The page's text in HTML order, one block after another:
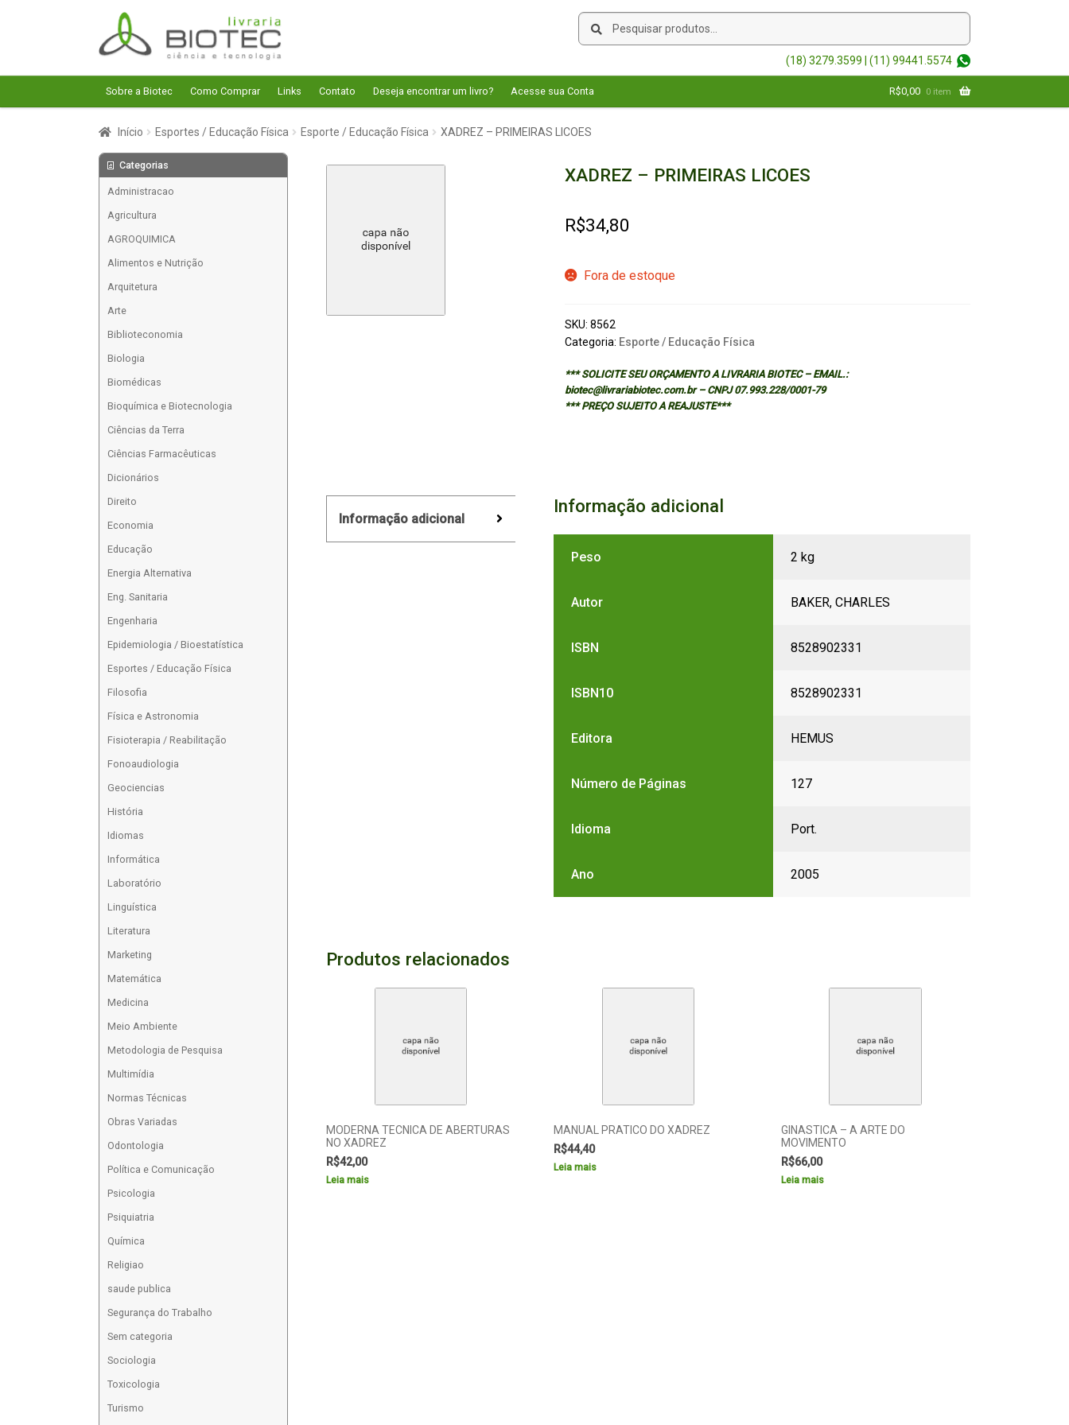
Pular
para
navegação
Pular
para
o
conteúdo
Pesquisar
Pesquisar
(18) 3279.3599 | (11) 99441.5574
Sobre a Biotec Como Comprar Links Contato Deseja encontrar um livro? Acesse sua Conta R$0,00 0 item
Início Esportes / Educação Física Esporte / Educação Física XADREZ – PRIMEIRAS LICOES
XADREZ – PRIMEIRAS LICOES
R$34,80
Fora de estoque
SKU: 8562
Categoria: Esporte / Educação Física
*** SOLICITE SEU ORÇAMENTO A LIVRARIA BIOTEC – EMAIL.:
biotec@livrariabiotec.com.br – CNPJ 07.993.228/0001-79
*** PREÇO SUJEITO A REAJUSTE***
Informação adicional
Informação adicional
Peso 2 kg
Autor BAKER, CHARLES
ISBN 8528902331
ISBN10 8528902331
Editora HEMUS
Número de Páginas 127
Idioma Port.
Ano 2005
Produtos relacionados
MODERNA TECNICA DE ABERTURAS
NO XADREZ
R$42,00
Leia mais
MANUAL PRATICO DO XADREZ
R$44,40
Leia mais
GINASTICA – A ARTE DO
MOVIMENTO
R$66,00
Leia mais
Categorias
Administracao
Agricultura
AGROQUIMICA
Alimentos e Nutrição
Arquitetura
Arte
Biblioteconomia
Biologia
Biomédicas
Bioquímica e Biotecnologia
Ciências da Terra
Ciências Farmacêuticas
Dicionários
Direito
Economia
Educação
Energia Alternativa
Eng. Sanitaria
Engenharia
Epidemiologia / Bioestatística
Esportes / Educação Física
Filosofia
Física e Astronomia
Fisioterapia / Reabilitação
Fonoaudiologia
Geociencias
História
Idiomas
Informática
Laboratório
Linguística
Literatura
Marketing
Matemática
Medicina
Meio Ambiente
Metodologia de Pesquisa
Multimídia
Normas Técnicas
Obras Variadas
Odontologia
Política e Comunicação
Psicologia
Psiquiatria
Química
Religiao
saude publica
Segurança do Trabalho
Sem categoria
Sociologia
Toxicologia
Turismo